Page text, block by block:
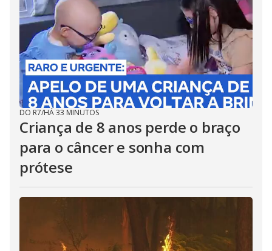
DO R7/HÁ 33 MINUTOS
Criança de 8 anos perde o braço
para o câncer e sonha com
prótese